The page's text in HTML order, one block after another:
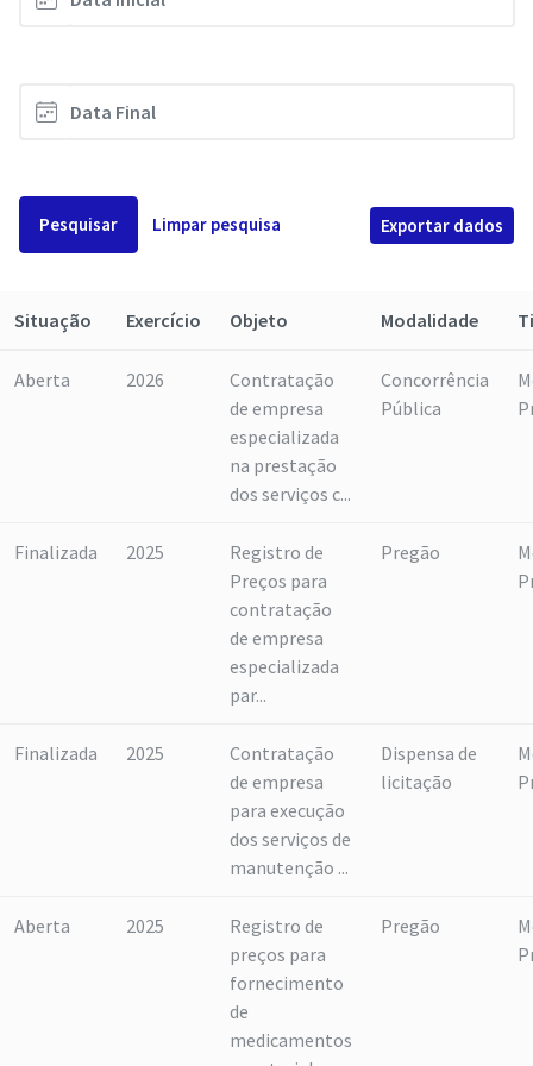
Pesquisar Limpar pesquisa Exportar dados
Situação Exercício Objeto Modalidade
Aberta 2026
Contratação
de empresa
especializada
na prestação
dos serviços c...
Concorrência
Pública
Finalizada 2025
Registro de
Preços para
contratação
de empresa
especializada
par...
Pregão
Finalizada 2025
Contratação
de empresa
para execução
dos serviços de
manutenção ...
Dispensa de
licitação
Aberta 2025
Registro de
preços para
fornecimento
de
medicamentos
Pregão